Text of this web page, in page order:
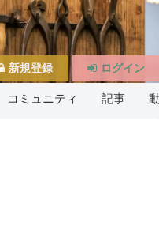
コミュニティ 記事
新規登録 ログイン